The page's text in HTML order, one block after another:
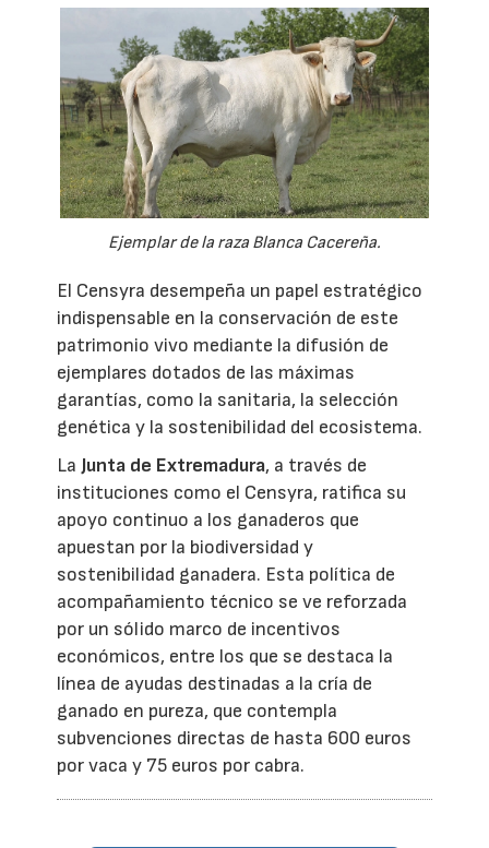
Ejemplar de la raza Blanca Cacereña.
El Censyra desempeña un papel estratégico
indispensable en la conservación de este
patrimonio vivo mediante la difusión de
ejemplares dotados de las máximas
garantías, como la sanitaria, la selección
genética y la sostenibilidad del ecosistema.
La Junta de Extremadura, a través de
instituciones como el Censyra, ratifica su
apoyo continuo a los ganaderos que
apuestan por la biodiversidad y
sostenibilidad ganadera. Esta política de
acompañamiento técnico se ve reforzada
por un sólido marco de incentivos
económicos, entre los que se destaca la
línea de ayudas destinadas a la cría de
ganado en pureza, que contempla
subvenciones directas de hasta 600 euros
por vaca y 75 euros por cabra.